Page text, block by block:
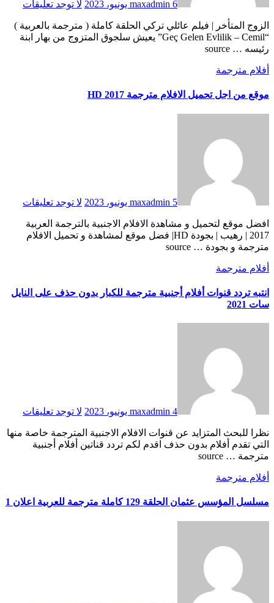
maxadmin 6 يونيو، 2023 لا توجد تعليقات
“Geç Gelen Evlilik – Cemil” يعيش سلجوق المتزوج من بهار ابنة
رئيسه … source
أفلام مترجمة
موقع من اجل تحميل الافلام مترجمة HD 2017
maxadmin 5 يونيو، 2023 لا توجد تعليقات
2017 | رهيب | بجودة HD| فضل موقع لمشاهدة و تحميل الافلام
مترجمة و بجودة … source
أفلام مترجمة
انتبه تردد قنوات أفلام أجنبية مترجمة للكبار بدون حذف على النايل
سات 2021
maxadmin 4 يونيو، 2023 لا توجد تعليقات
نظرا للبحث المتزايد عن قنوات الافلام الاجنبية المترجمة خاصة منها
التي تقدم أفلام بدون حذف اقدم لكم تردد قناتين أفلام أجنبية
مترجمة … source
أفلام مترجمة
مسلسل المؤسس عثمان الحلقة 129 كاملة مترجمة للعربية اعلان 1